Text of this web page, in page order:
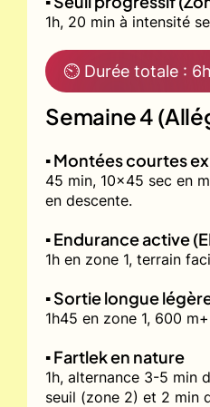
1h, 20 min à intensité
⏲ Durée totale : 6h
Semaine 4
▪️ Montées courtes
45 min, 10x45 sec en
en descente.
▪️ Endurance active
1h en zone 1, terrain
▪️ Sortie longue
1h45 en zone 1, 600
▪️ Fartlek en nature
1h, alternance 3-5 min
seuil (zone 2) et 2 min